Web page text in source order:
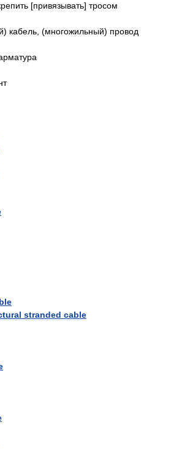
[привязывать] тросом
кабель, (многожильный) провод
stranded cable